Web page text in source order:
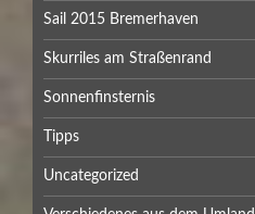
Sail 2015 Bremerhaven
Skurriles am Straßenrand
Sonnenfinsternis
Tipps
Uncategorized